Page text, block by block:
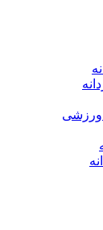
ورزشی